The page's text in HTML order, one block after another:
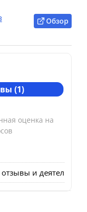
Обзор
(1)
оценка на
и